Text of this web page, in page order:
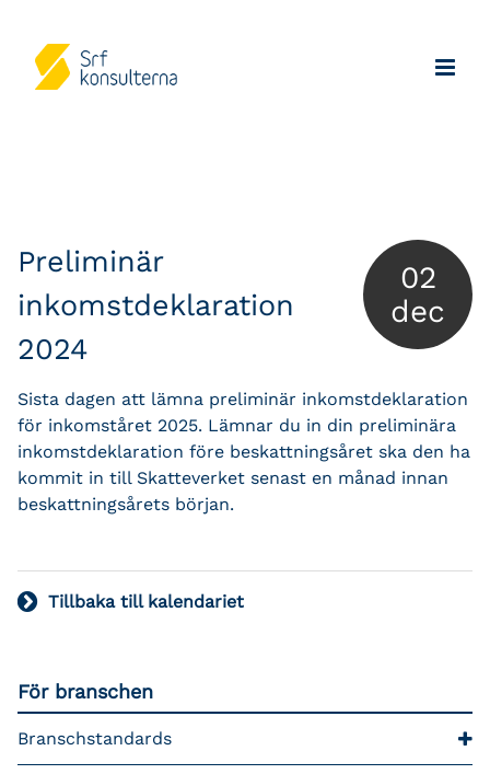
02
dec
Preliminär
inkomstdeklaration
2024
Sista dagen att lämna preliminär inkomstdeklaration
för inkomståret 2025. Lämnar du in din preliminära
inkomstdeklaration före beskattningsåret ska den ha
kommit in till Skatteverket senast en månad innan
beskattningsårets början.
Tillbaka till kalendariet
För branschen
Branschstandards